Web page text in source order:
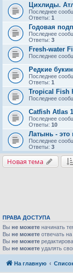
Цихлиды.
Последнее
Ответы: 1
Годовая
Последнее
Ответы: 3
Fresh-water
Последнее
Редкие
Последнее
Ответы: 1
Tropical Fish
Последнее
Catfish Atlas
Последнее
Ответы: 10
Латынь - это
Последнее
Ответы: 3
Новая тема
ПРАВА ДОСТУПА
Вы не можете начинать
Вы не можете отвечать
Вы не можете
Вы не можете удалять
На главную